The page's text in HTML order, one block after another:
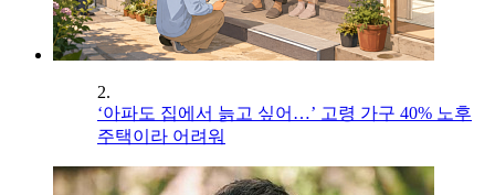
2.
‘아파도 집에서 늙고 싶어…’ 고령 가구 40% 노후
주택이라 어려워